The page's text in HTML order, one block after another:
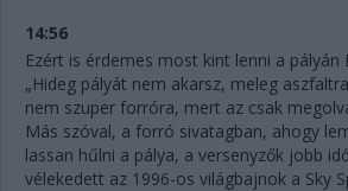
14:56
Ezért is érdemes most kint lenni a pályán
„Hideg pályát nem akarsz, meleg
nem szuper forróra, mert az csak
Más szóval, a forró sivatagban, ahogy
lassan hűlni a pálya, a versenyzők jobb
vélekedett az 1996-os világbajnok a Sky